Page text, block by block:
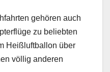
gehören auch
zu beliebten
Heißluftballon über
völlig anderen